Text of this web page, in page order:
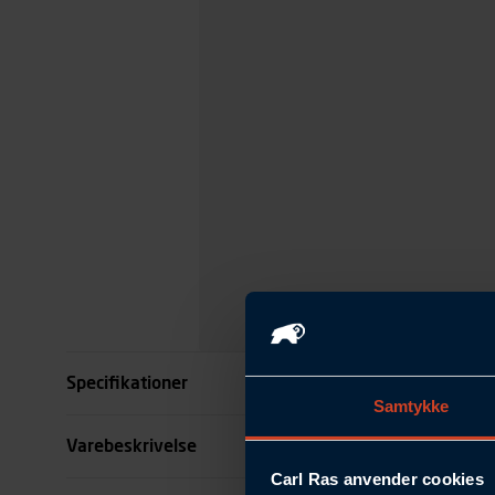
Samtykke
Carl Ras anvender cookies
Specifikationer
Passer til hjelm
Varebeskrivelse